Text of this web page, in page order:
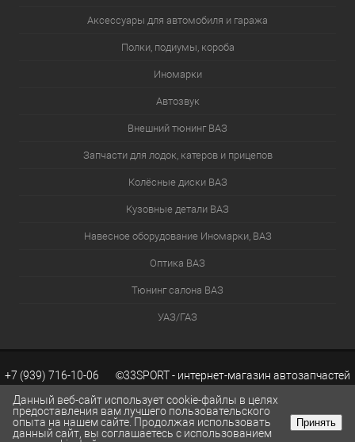
Аксессуары для автомобиля и гаража
Полки, подиумы, короба
Иномарки
Автозвук
Внешний тюнинг ВАЗ
Запчасти для лодок, катеров и прицепов
Колёсные диски ВАЗ
Кузовные детали ВАЗ
Навесное оборудование Иномарки, ВАЗ
Оптика ВАЗ
Тюнинг салона ВАЗ
УАЗ/ГАЗ
+7 (939) 716-10-06 ©33SPORT - интернет-магазин автозапчастей
ВАЗ. Каталог запчастей ВАЗ.Разработка сайтов KWEBEK.RU
КОРЗИНА 0
Данный веб-сайт использует cookie-файлы в целях
предоставления вам лучшего пользовательского
опыта на нашем сайте. Продолжая использовать
данный сайт, вы соглашаетесь с использованием
Принять